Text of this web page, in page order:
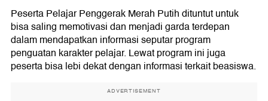
Peserta Pelajar Penggerak Merah Putih dituntut untuk
bisa saling memotivasi dan menjadi garda terdepan
dalam mendapatkan informasi seputar program
penguatan karakter pelajar. Lewat program ini juga
peserta bisa lebi dekat dengan informasi terkait beasiswa.
ADVERTISEMENT